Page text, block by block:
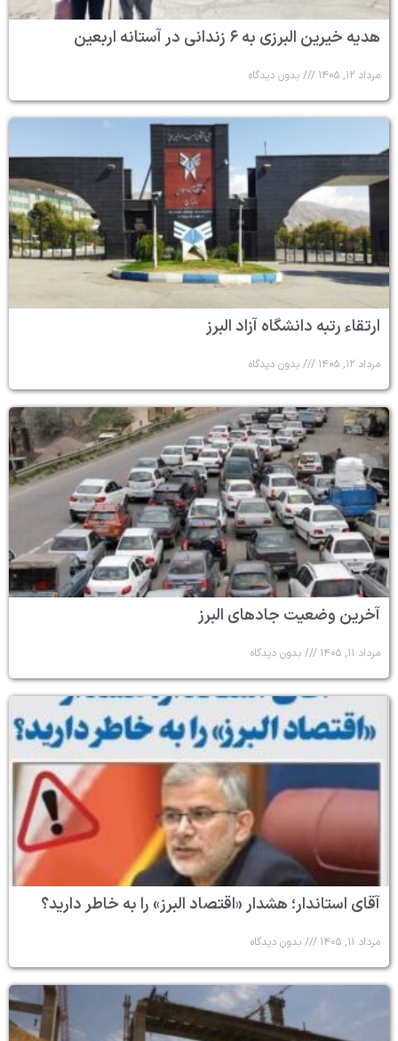
هدیه خیرین البرزی به ۶ زندانی در آستانه اربعین
مرداد ۱۲, ۱۴۰۵ بدون دیدگاه
ارتقاء رتبه دانشگاه آزاد البرز
مرداد ۱۲, ۱۴۰۵ بدون دیدگاه
آخرین وضعیت جادهای البرز
مرداد ۱۱, ۱۴۰۵ بدون دیدگاه
آقای استاندار؛ هشدار «اقتصاد البرز» را به خاطر دارید؟
مرداد ۱۱, ۱۴۰۵ بدون دیدگاه